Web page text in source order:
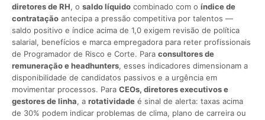
diretores de RH, o saldo líquido combinado com o índice de
contratação antecipa a pressão competitiva por talentos —
saldo positivo e índice acima de 1,0 exigem revisão de política
salarial, benefícios e marca empregadora para reter profissionais
de Programador de Risco e Corte. Para consultores de
remuneração e headhunters, esses indicadores dimensionam a
disponibilidade de candidatos passivos e a urgência em
movimentar processos. Para CEOs, diretores executivos e
gestores de linha, a rotatividade é sinal de alerta: taxas acima
de 30% podem indicar problemas de clima, plano de carreira ou